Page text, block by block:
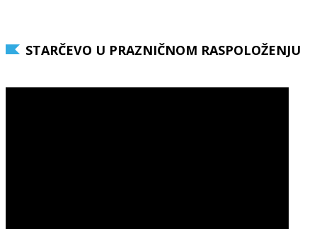
STARČEVO U PRAZNIČNOM RASPOLOŽENJU